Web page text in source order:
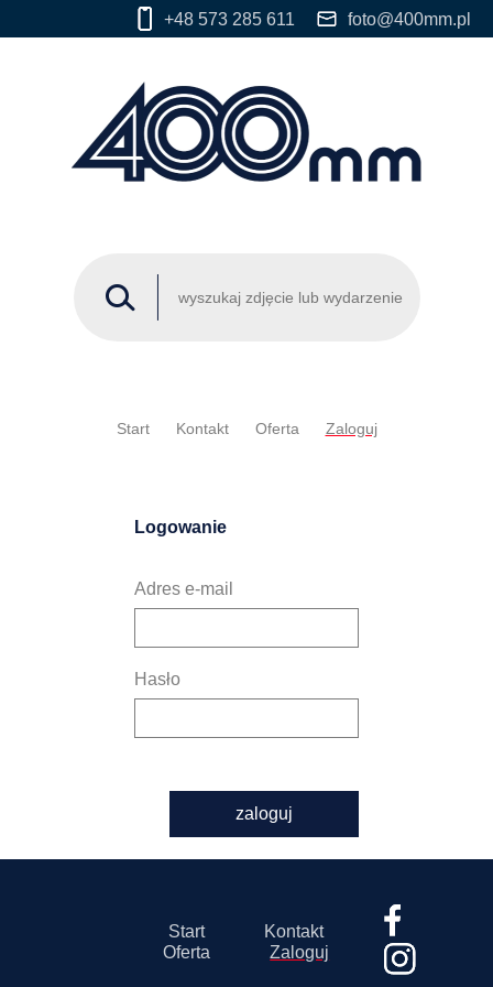
+48 573 285 611 foto@400mm.pl
Start Kontakt Oferta Zaloguj
Logowanie
Adres e-mail
Hasło
zaloguj
Start
Kontakt
Oferta
Zaloguj